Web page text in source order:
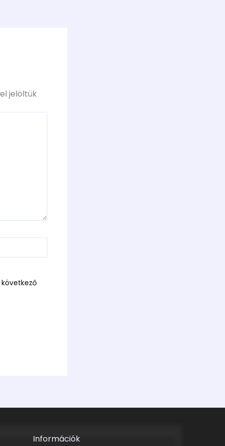
jelöltük
Információk